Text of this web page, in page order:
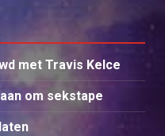
met Travis Kelce
om sekstape